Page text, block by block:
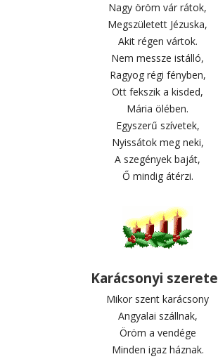
Nagy öröm vár rátok,
Megszületett Jézuska,
Akit régen vártok.
Nem messze istálló,
Ragyog régi fényben,
Ott fekszik a kisded,
Mária ölében.
Egyszerű szívetek,
Nyissátok meg neki,
A szegények baját,
Ő mindig átérzi.
Karácsonyi
Mikor szent karácsony
Angyalai szállnak,
Öröm a vendége
Minden igaz háznak.